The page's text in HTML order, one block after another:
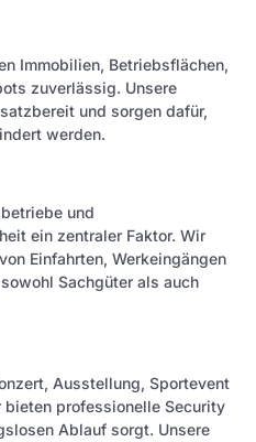
Immobilien, Betriebsflächen,
zuverlässig. Unsere
und sorgen dafür,
werden.
und
ein zentraler Faktor. Wir
Einfahrten, Werkeingängen
Sachgüter als auch
Ausstellung, Sportevent
bieten professionelle Security
Ablauf sorgt. Unsere